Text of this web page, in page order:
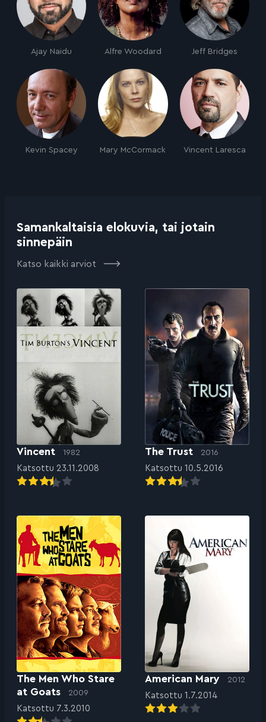
Ajay Naidu Alfre Woodard Jeff Bridges
Kevin Spacey Mary McCormack Vincent Laresca
Samankaltaisia elokuvia, tai jotain
sinnepäin
Katso kaikki arviot
Vincent 1982
Katsottu 23.11.2008
The Trust 2016
Katsottu 10.5.2016
The Men Who Stare
at Goats
2009
Katsottu 7.3.2010
American Mary 2012
Katsottu 1.7.2014